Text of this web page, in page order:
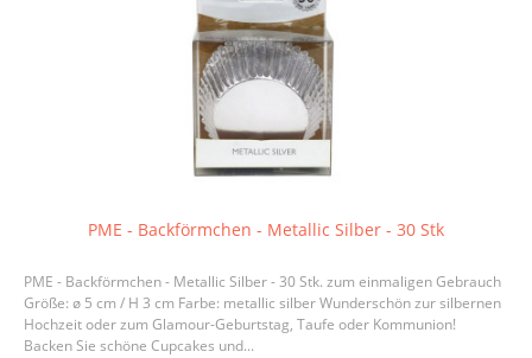
PME - Backförmchen - Metallic Silber - 30 Stk
PME - Backförmchen - Metallic Silber - 30 Stk. zum einmaligen Gebrauch
Größe: ø 5 cm / H 3 cm Farbe: metallic silber Wunderschön zur silbernen
Hochzeit oder zum Glamour-Geburtstag, Taufe oder Kommunion!
Backen Sie schöne Cupcakes und...